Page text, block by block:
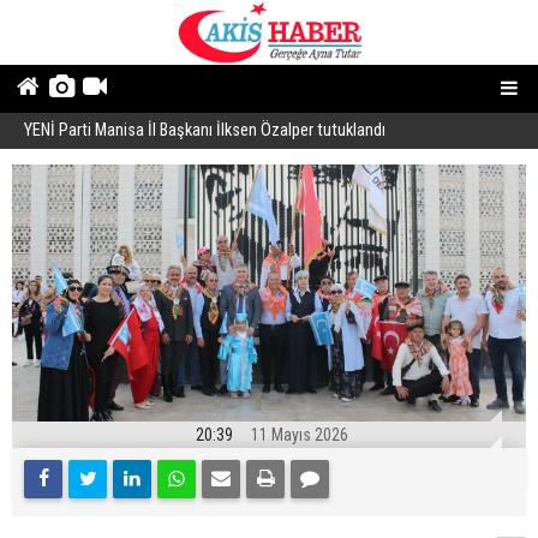
YENİ Parti Manisa İl Başkanı İlksen Özalper tutuklandı
20:39 11 Mayıs 2026